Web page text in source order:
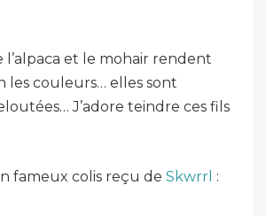
l’alpaca et le mohair rendent
les couleurs… elles sont
J’adore teindre ces fils
fameux colis reçu de Skwrrl :